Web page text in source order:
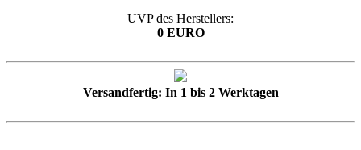
UVP des Herstellers:
0 EURO
Versandfertig: In 1 bis 2 Werktagen